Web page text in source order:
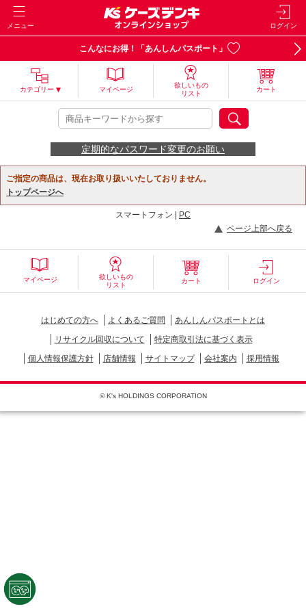
メニュー ログイン
こんなにお得！「あんしんパスポート」
カテゴリー マイページ
欲しいもの
リスト
カート
定期的なパスワード変更のお願い
ご指定の商品は、現在お取り扱いいたしておりません。
トップページへ
スマートフォン |
PC
ページ上部へ戻る
マイページ
欲しいもの
リスト
カート ログイン
はじめての方へ よくあるご質問
あんしんパスポートとは
リサイクル回収について
特定商取引法に基づく表示
個人情報保護方針
店舗情報 サイトマップ 会社案内 採用情報
© K's HOLDINGS CORPORATION